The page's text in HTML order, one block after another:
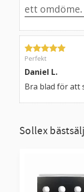
Perfekt
Daniel L.
Bra blad för att
Sollex